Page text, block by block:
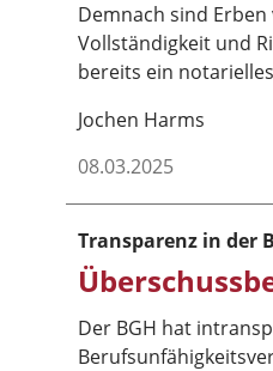
Demnach sind
Vollständigkeit und
bereits ein
Jochen Harms
08.03.2025
Transparenz in der
Der BGH hat